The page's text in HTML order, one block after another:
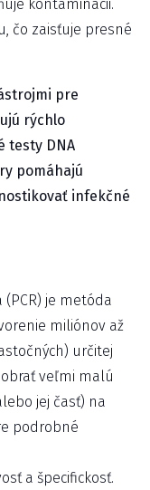
kontaminácii.
čo zaisťuje presné
pre
rýchlo
testy DNA
pomáhajú
infekčné
je metóda
miliónov až
určitej
veľmi malú
jej časť) na
podrobné
a špecifickosť.